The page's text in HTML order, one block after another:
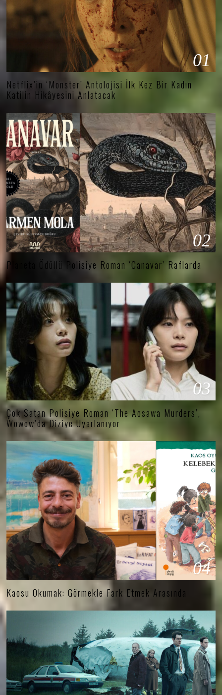
01
Netflix’in ‘Monster’ Antolojisi İlk Kez Bir Kadın
Katilin Hikâyesini Anlatacak
02
Planeta Ödüllü Polisiye Roman ‘Canavar’ Raflarda
03
Çok Satan Polisiye Roman ‘The Aosawa Murders’,
Wowow’da Diziye Uyarlanıyor
04
Kaosu Okumak: Görmekle Fark Etmek Arasında